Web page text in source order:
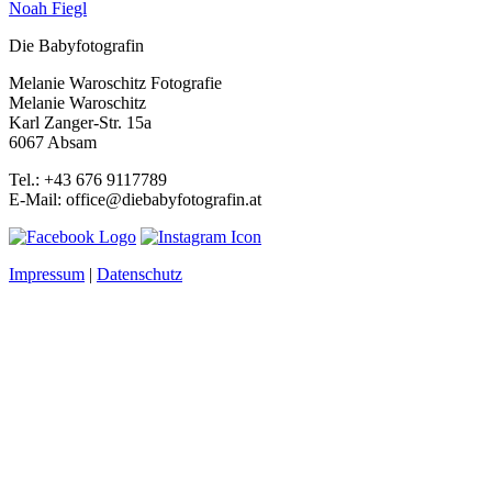
Noah Fiegl
Die Babyfotografin
Melanie Waroschitz Fotografie
Melanie Waroschitz
Karl Zanger-Str. 15a
6067 Absam
Tel.: +43 676 9117789
E-Mail: office@diebabyfotografin.at
Impressum | Datenschutz